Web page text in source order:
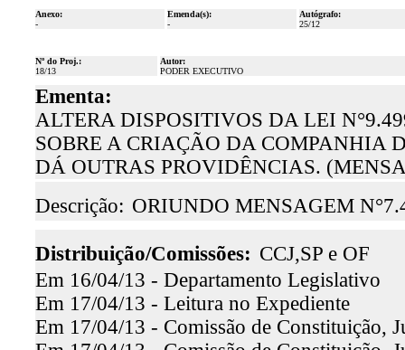
Anexo:
-
Emenda(s):
-
Autógrafo:
25/12
Nº do Proj.:
18/13
Autor:
PODER EXECUTIVO
Ementa:
ALTERA DISPOSITIVOS DA LEI
SOBRE A CRIAÇÃO DA COMPANHIA
DÁ OUTRAS PROVIDÊNCIAS.
Descrição: ORIUNDO MENSAGEM
Distribuição/Comissões: CCJ,SP e OF
Em 16/04/13 - Departamento Legislativo
Em 17/04/13 - Leitura no Expediente
Em 17/04/13 - Comissão de Constituição,